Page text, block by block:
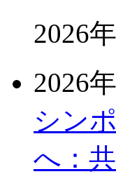
2026
2026
シン
へ：